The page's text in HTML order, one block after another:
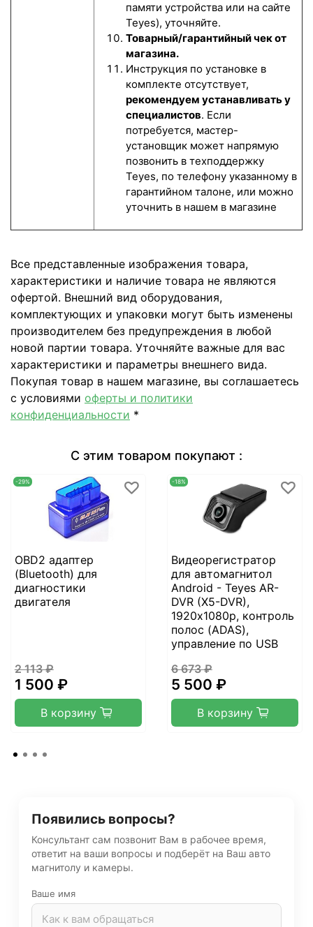
памяти устройства или на сайте
Teyes), уточняйте.
Товарный/гарантийный чек от
магазина.
Инструкция по установке в
комплекте отсутствует,
рекомендуем устанавливать у
специалистов. Если
потребуется, мастер-
установщик может напрямую
позвонить в техподдержку
Teyes, по телефону указанному в
гарантийном талоне, или можно
уточнить в нашем в магазине
Все представленные изображения товара,
характеристики и наличие товара не являются
офертой. Внешний вид оборудования,
комплектующих и упаковки могут быть изменены
производителем без предупреждения в любой
новой партии товара. Уточняйте важные для вас
характеристики и параметры внешнего вида.
Покупая товар в нашем магазине, вы соглашаетесь
с условиями оферты и политики
конфиденциальности *
С этим товаром покупают :
-29%
OBD2 адаптер
(Bluetooth) для
диагностики
двигателя
2 113 ₽
1 500 ₽
В корзину
-18%
Видеорегистратор
для автомагнитол
Android - Teyes AR-
DVR (X5-DVR),
1920х1080p, контроль
полос (ADAS),
управление по USB
6 673 ₽
5 500 ₽
В корзину
Появились вопросы?
Консультант сам позвонит Вам в рабочее время,
ответит на ваши вопросы и подберёт на Ваш авто
магнитолу и камеры.
Ваше имя